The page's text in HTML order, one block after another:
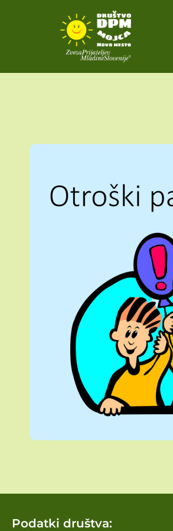
Podatki društva: